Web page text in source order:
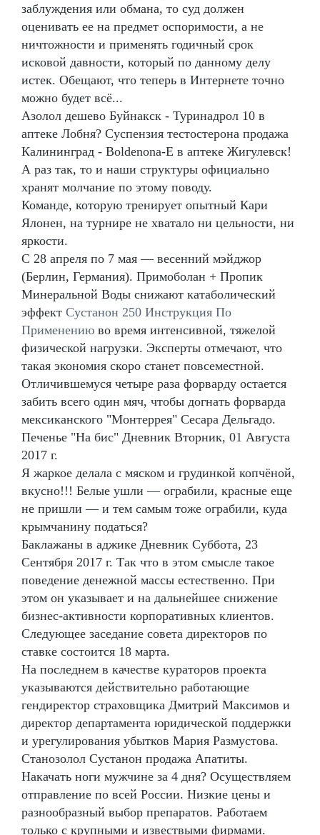
заблуждения или обмана, то суд должен
оценивать ее на предмет оспоримости, а не
ничтожности и применять годичный срок
исковой давности, который по данному делу
истек. Обещают, что теперь в Интернете точно
можно будет всё...
Азолол дешево Буйнакск - Туринадрол 10 в
аптеке Лобня? Суспензия тестостерона продажа
Калининград - Boldenona-E в аптеке Жигулевск!
А раз так, то и наши структуры официально
хранят молчание по этому поводу.
Команде, которую тренирует опытный Кари
Ялонен, на турнире не хватало ни цельности, ни
яркости.
С 28 апреля по 7 мая — весенний мэйджор
(Берлин, Германия). Примоболан + Пропик
Минеральной Воды снижают катаболический
эффект Сустанон 250 Инструкция По
Применению во время интенсивной, тяжелой
физической нагрузки. Эксперты отмечают, что
такая экономия скоро станет повсеместной.
Отличившемуся четыре раза форварду остается
забить всего один мяч, чтобы догнать форварда
мексиканского "Монтеррея" Сесара Дельгадо.
Печенье "На бис" Дневник Вторник, 01 Августа
2017 г.
Я жаркое делала с мяском и грудинкой копчёной,
вкусно!!! Белые ушли — ограбили, красные еще
не пришли — и тем самым тоже ограбили, куда
крымчанину податься?
Баклажаны в аджике Дневник Суббота, 23
Сентября 2017 г. Так что в этом смысле такое
поведение денежной массы естественно. При
этом он указывает и на дальнейшее снижение
бизнес-активности корпоративных клиентов.
Следующее заседание совета директоров по
ставке состоится 18 марта.
На последнем в качестве кураторов проекта
указываются действительно работающие
гендиректор страховщика Дмитрий Максимов и
директор департамента юридической поддержки
и урегулирования убытков Мария Размустова.
Станозолол Сустанон продажа Апатиты.
Накачать ноги мужчине за 4 дня? Осуществляем
отправление по всей России. Низкие цены и
разнообразный выбор препаратов. Работаем
только с крупными и извествыми фирмами.